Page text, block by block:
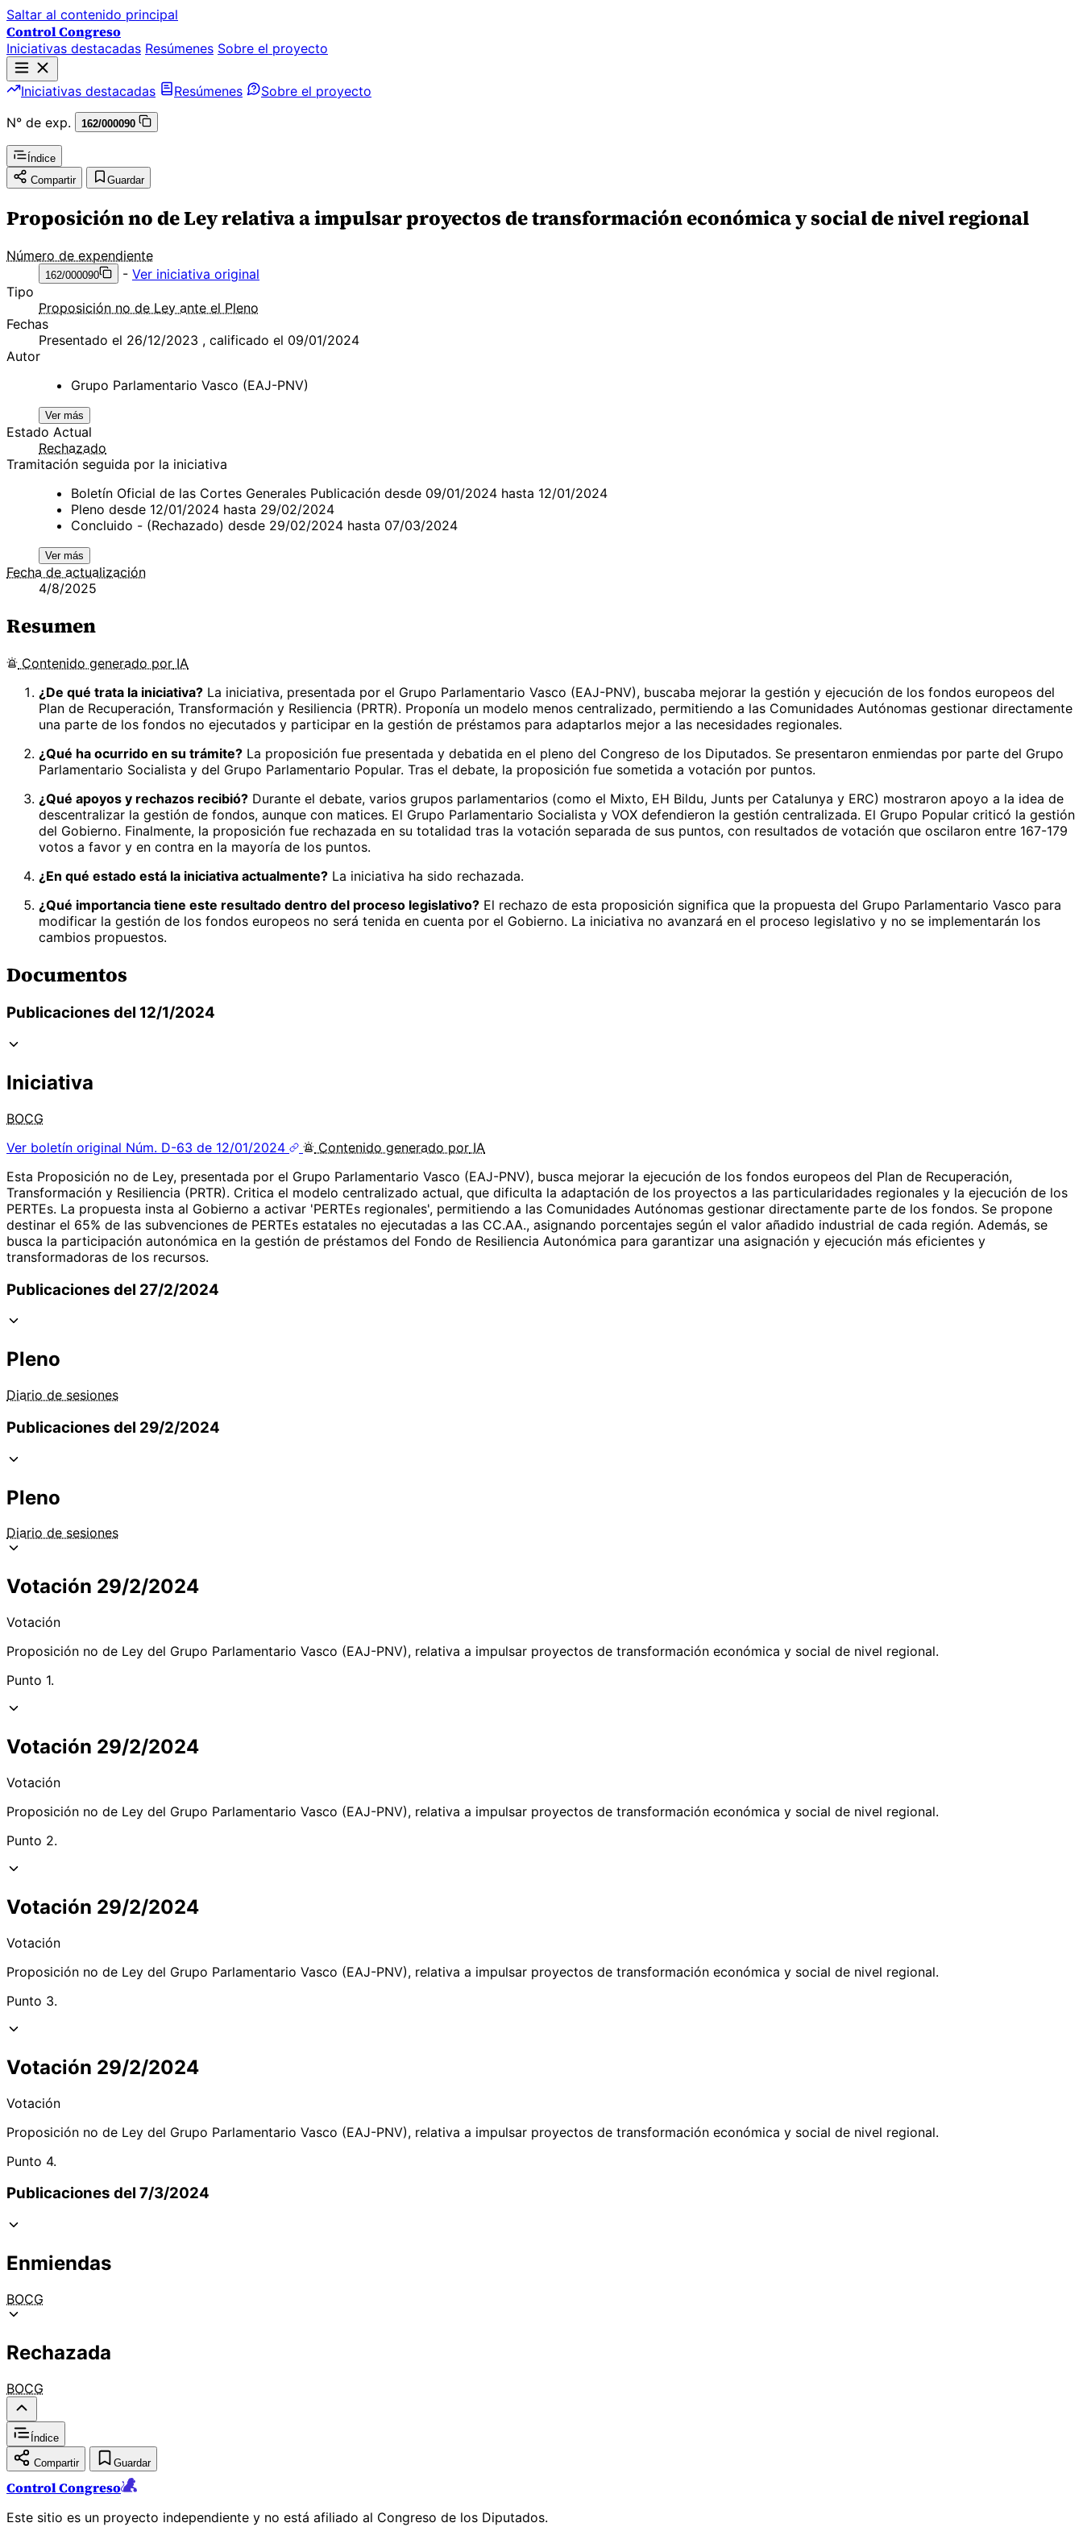
Saltar al contenido principal
Control Congreso
Iniciativas destacadas Resúmenes Sobre el proyecto
Iniciativas destacadas Resúmenes
Sobre el proyecto
N° de exp.
162/000090
Índice
Compartir
Guardar
Proposición no de Ley relativa a impulsar proyectos de transformación económica y social de nivel regional
Número de expendiente
162/000090 - Ver iniciativa original
Tipo
Proposición no de Ley ante el Pleno
Fechas
Presentado el 26/12/2023 , calificado el 09/01/2024
Autor
Grupo Parlamentario Vasco (EAJ-PNV)
Ver más
Estado Actual
Rechazado
Tramitación seguida por la iniciativa
Boletín Oficial de las Cortes Generales Publicación desde 09/01/2024 hasta 12/01/2024
Pleno desde 12/01/2024 hasta 29/02/2024
Concluido - (Rechazado) desde 29/02/2024 hasta 07/03/2024
Ver más
Fecha de actualización
4/8/2025
Resumen
Contenido generado por IA
¿De qué trata la iniciativa? La iniciativa, presentada por el Grupo Parlamentario Vasco (EAJ-PNV), buscaba mejorar la gestión y ejecución de los fondos europeos del
Plan de Recuperación, Transformación y Resiliencia (PRTR). Proponía un modelo menos centralizado, permitiendo a las Comunidades Autónomas gestionar directamente
una parte de los fondos no ejecutados y participar en la gestión de préstamos para adaptarlos mejor a las necesidades regionales.
¿Qué ha ocurrido en su trámite? La proposición fue presentada y debatida en el pleno del Congreso de los Diputados. Se presentaron enmiendas por parte del Grupo
Parlamentario Socialista y del Grupo Parlamentario Popular. Tras el debate, la proposición fue sometida a votación por puntos.
¿Qué apoyos y rechazos recibió? Durante el debate, varios grupos parlamentarios (como el Mixto, EH Bildu, Junts per Catalunya y ERC) mostraron apoyo a la idea de
descentralizar la gestión de fondos, aunque con matices. El Grupo Parlamentario Socialista y VOX defendieron la gestión centralizada. El Grupo Popular criticó la gestión
del Gobierno. Finalmente, la proposición fue rechazada en su totalidad tras la votación separada de sus puntos, con resultados de votación que oscilaron entre 167-179
votos a favor y en contra en la mayoría de los puntos.
¿En qué estado está la iniciativa actualmente? La iniciativa ha sido rechazada.
¿Qué importancia tiene este resultado dentro del proceso legislativo? El rechazo de esta proposición significa que la propuesta del Grupo Parlamentario Vasco para
modificar la gestión de los fondos europeos no será tenida en cuenta por el Gobierno. La iniciativa no avanzará en el proceso legislativo y no se implementarán los
cambios propuestos.
Documentos
Publicaciones del 12/1/2024
Iniciativa
BOCG
Ver boletín original Núm. D-63 de 12/01/2024 Contenido generado por IA
Esta Proposición no de Ley, presentada por el Grupo Parlamentario Vasco (EAJ-PNV), busca mejorar la ejecución de los fondos europeos del Plan de Recuperación,
Transformación y Resiliencia (PRTR). Critica el modelo centralizado actual, que dificulta la adaptación de los proyectos a las particularidades regionales y la ejecución de los
PERTEs. La propuesta insta al Gobierno a activar 'PERTEs regionales', permitiendo a las Comunidades Autónomas gestionar directamente parte de los fondos. Se propone
destinar el 65% de las subvenciones de PERTEs estatales no ejecutadas a las CC.AA., asignando porcentajes según el valor añadido industrial de cada región. Además, se
busca la participación autonómica en la gestión de préstamos del Fondo de Resiliencia Autonómica para garantizar una asignación y ejecución más eficientes y
transformadoras de los recursos.
Publicaciones del 27/2/2024
Pleno
Diario de sesiones
Publicaciones del 29/2/2024
Pleno
Diario de sesiones
Votación 29/2/2024
Votación
Proposición no de Ley del Grupo Parlamentario Vasco (EAJ-PNV), relativa a impulsar proyectos de transformación económica y social de nivel regional.
Punto 1.
Votación 29/2/2024
Votación
Proposición no de Ley del Grupo Parlamentario Vasco (EAJ-PNV), relativa a impulsar proyectos de transformación económica y social de nivel regional.
Punto 2.
Votación 29/2/2024
Votación
Proposición no de Ley del Grupo Parlamentario Vasco (EAJ-PNV), relativa a impulsar proyectos de transformación económica y social de nivel regional.
Punto 3.
Votación 29/2/2024
Votación
Proposición no de Ley del Grupo Parlamentario Vasco (EAJ-PNV), relativa a impulsar proyectos de transformación económica y social de nivel regional.
Punto 4.
Publicaciones del 7/3/2024
Enmiendas
BOCG
Rechazada
BOCG
Índice
Compartir Guardar
Control Congreso
Este sitio es un proyecto independiente y no está afiliado al Congreso de los Diputados.